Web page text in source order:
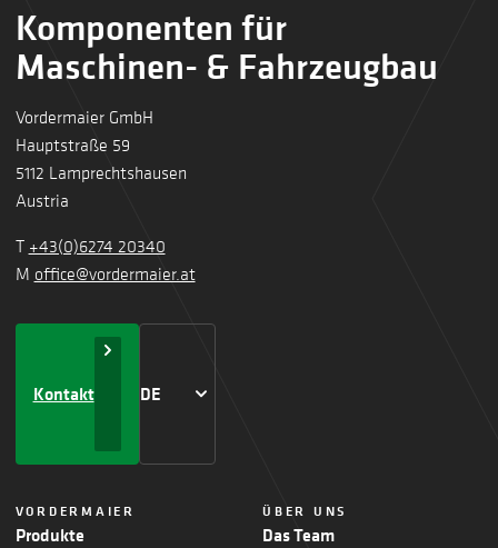
Komponenten für
Maschinen- & Fahrzeugbau
Vordermaier GmbH
Hauptstraße 59
5112 Lamprechtshausen
Austria
T +43(0)6274 20340
M office@vordermaier.at
Kontakt DE
VORDERMAIER
Produkte
ÜBER UNS
Das Team